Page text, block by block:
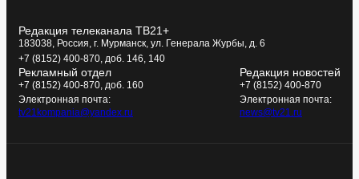
Редакция телеканала ТВ21+
183038, Россия, г. Мурманск, ул. Генерала Журбы, д. 6
+7 (8152) 400-870, доб. 146, 140
Рекламный отдел
+7 (8152) 400-870, доб. 160
Электронная почта:
tv21kompania@yandex.ru
Редакция новостей
+7 (8152) 400-870
Электронная почта:
news@tv21.ru